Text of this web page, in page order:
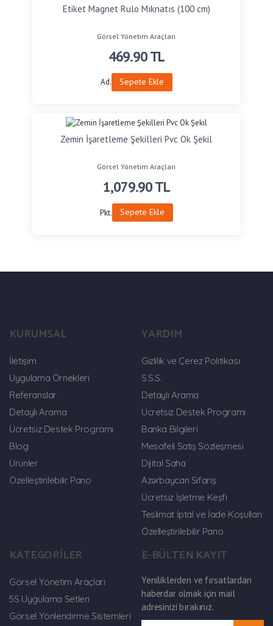
Etiket Magnet Rulo Mıknatıs (100 cm)
Görsel Yönetim Araçları
469.90TL
Ad. Sepete Ekle
Zemin İşaretleme Şekilleri Pvc Ok Şekil
Görsel Yönetim Araçları
1,079.90TL
Pkt. Sepete Ekle
KURUMSAL
İletişim
Uygulama Örnekleri
Referanslar
Detaylı Arama
Ücretsiz Destek Programı
Blog
Ürünler
Özelleştirilebilir Pano
YARDIM
Gizlilik ve Çerez Politikası
S.S.S.
Detaylı Arama
Ücretsiz Destek Programı
Banka Bilgileri
Mesafeli Satış Sözleşmesi
Dijital Saha
Azərbaycan Sifariş
Ücretsiz İşletme Keşfi
Teslimat İptal ve İade Koşulları
Özelleştirilebilir Pano
KATEGORİLER
Görsel Yönetim Araçları
5S Uygulama Setleri
Görsel Yönlendirme Sistemleri
E-BÜLTEN KAYIT
Yeniliklerden ve fırsatlardan
haberdar olmak için mail
adresinizi bırakınız.